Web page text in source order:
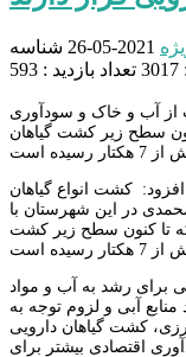
2021-05-26
شناسه
تعداد بازدید : 593
از آب و خاک و سودآوری
سطح زیر کشت گیاهان
کشت انواع گیاهان
در این شهرستان با
تا کنون سطح زیر کشت
برای رشد به آب و مواد
آبی و لزوم توجه به
کشت گیاهان دارویی
اقتصادی بیشتر برای